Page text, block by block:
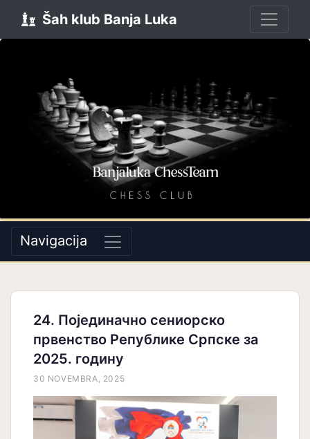
Šah klub Banja Luka
Navigacija
24. Појединачно сениорско
првенство Републике Српске за
2025. годину
30 NOVEMBRA, 2025